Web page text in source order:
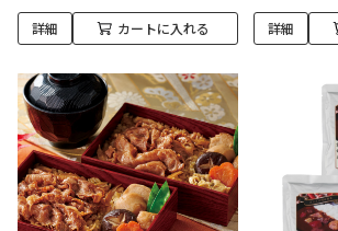
詳細 カートに入れる 詳細